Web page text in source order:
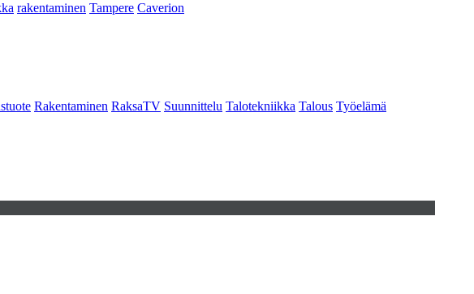
rakentaminen Tampere Caverion
Rakentaminen RaksaTV Suunnittelu Talotekniikka Talous Työelämä